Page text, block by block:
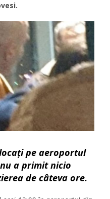
pe aeroportul
a primit nicio
de câteva ore.